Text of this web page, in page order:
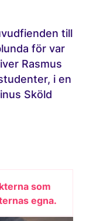
till
för var
Rasmus
i en
Sköld
som
egna.